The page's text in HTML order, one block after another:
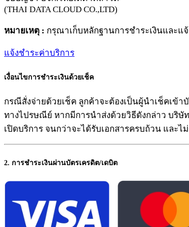
(THAI DATA CLOUD CO.,LTD)
หมายเหตุ : กรุณาเก็บหลักฐานการชำระเงินและ
แจ้งชำระค่าบริการ
เงื่อนไขการชำระเงินด้วยเช็ค
กรณีสั่งจ่ายด้วยเช็ค ลูกค้าจะต้องเป็นผู้นำเช็คเข้า
ทางไปรษณีย์ หากมีการนำส่งด้วยวิธีดังกล่าว บริษั
เปิดบริการ จนกว่าจะได้รับเอกสารครบถ้วน และ
2. การชำระเงินผ่านบัตรเครดิต/เดบิต